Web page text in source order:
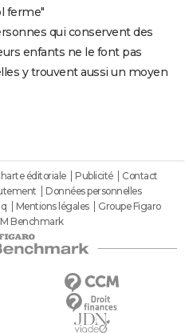
ferme"
qui conservent des
enfants ne le font pas
y trouvent aussi un moyen
éditoriale Publicité
Contact
Données personnelles
Mentions légales
Groupe Figaro
Benchmark